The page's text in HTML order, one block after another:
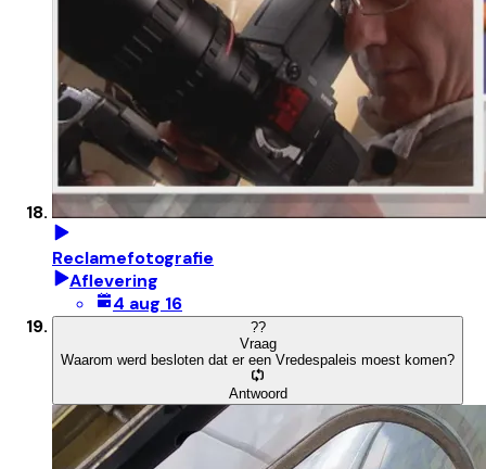
Reclamefotografie
Aflevering
4 aug 16
??
Vraag
Waarom werd besloten dat er een Vredespaleis moest komen?
Antwoord